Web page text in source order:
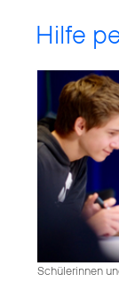
Hilfe
Schülerinnen